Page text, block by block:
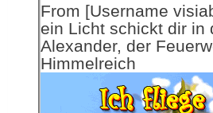
From [Username
ein Licht schickt dir in
Alexander, der
Himmelreich